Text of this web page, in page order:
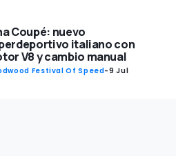
Coupé: nuevo
italiano con
V8 y cambio manual
Festival Of Speed-9 Jul